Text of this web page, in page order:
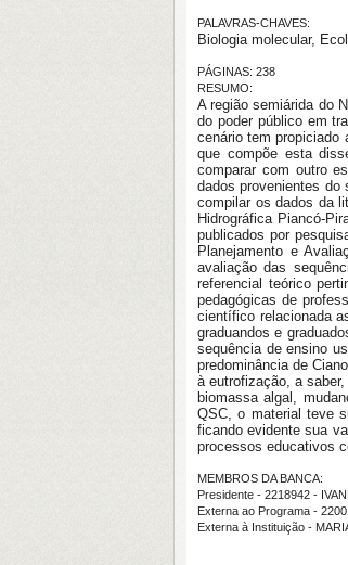
PALAVRAS-CHAVES:
Biologia molecular,
PÁGINAS: 238
RESUMO:
A região semiárida do
do poder público em
cenário tem propiciado
que compõe esta
comparar com outro
dados provenientes do
compilar os dados da
Hidrográfica Piancó-
publicados por
Planejamento e
avaliação das
referencial teórico
pedagógicas de
científico relacionada
graduandos e
sequência de ensino
predominância de
à eutrofização, a
biomassa algal,
QSC, o material teve
ficando evidente sua
processos educativos
MEMBROS DA BANCA:
Presidente - 2218942 -
Externa ao Programa -
Externa à Instituição -